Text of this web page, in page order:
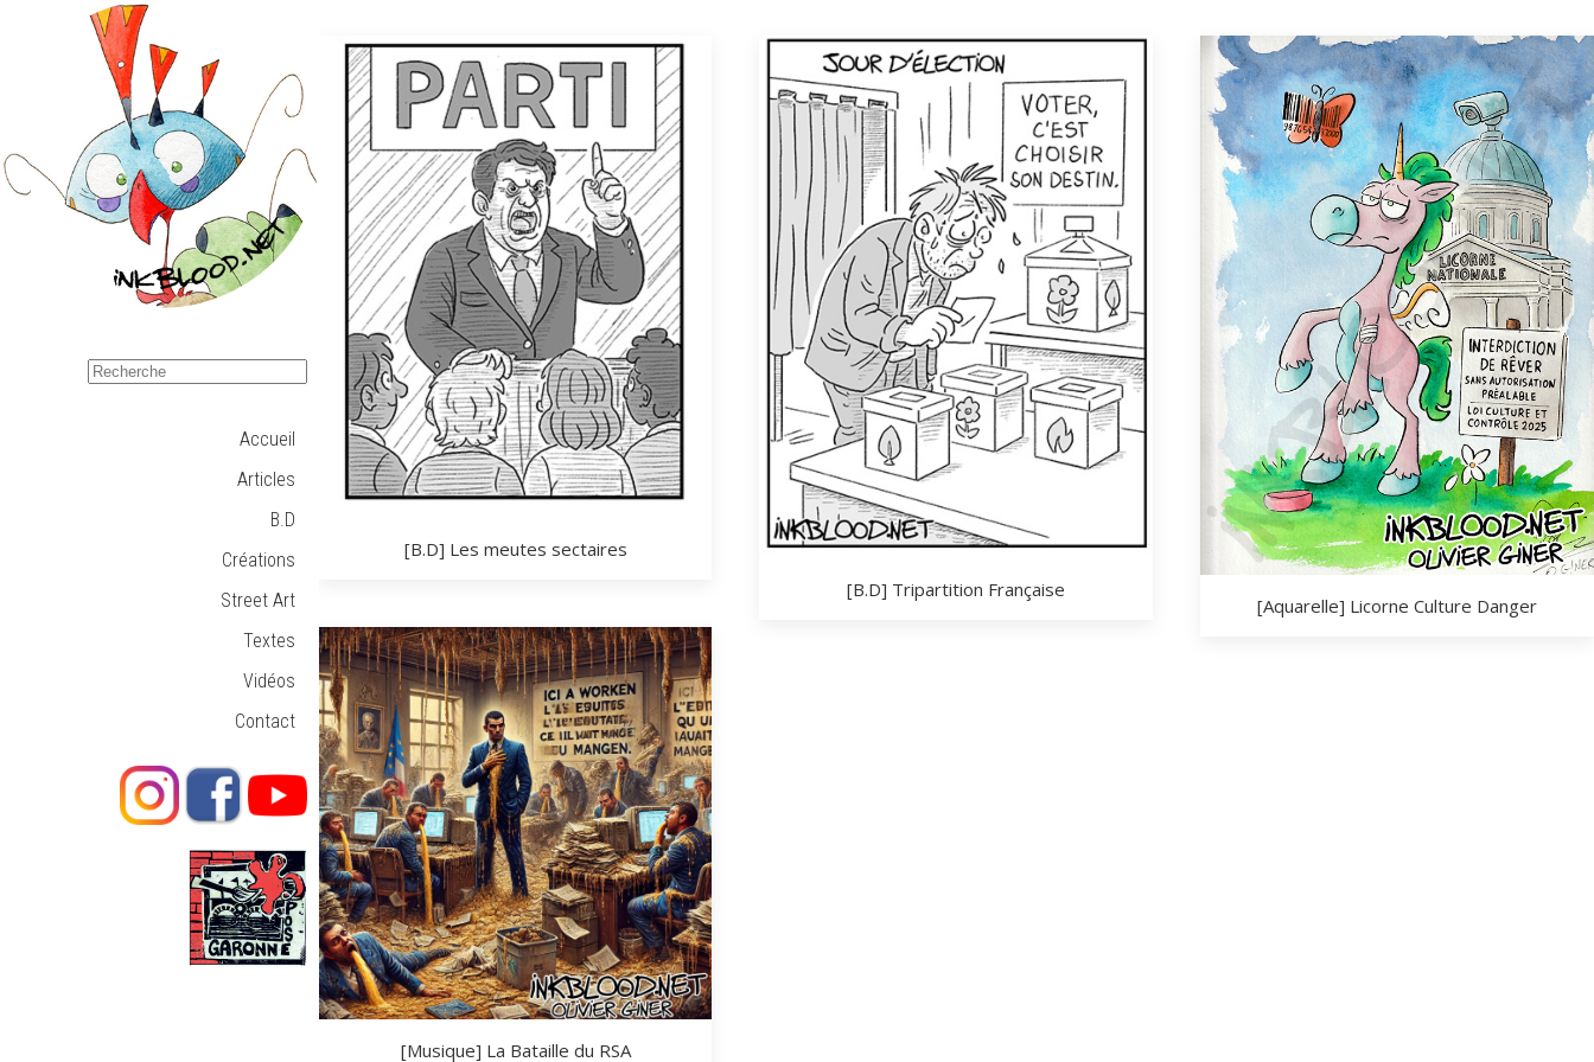
Accueil
Articles
B.D
Créations
Street Art
Textes
Vidéos
Contact
[B.D] Les meutes sectaires
[B.D] Tripartition Française
[Aquarelle] Licorne Culture Danger
[Musique] La Bataille du RSA